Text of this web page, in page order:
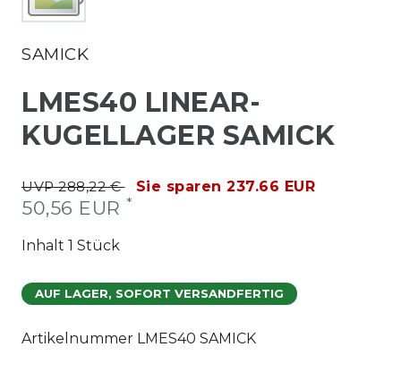
SAMICK
LMES40 LINEAR-
KUGELLAGER SAMICK
UVP 288,22 € Sie sparen 237.66 EUR
50,56 EUR *
Inhalt 1 Stück
AUF LAGER, SOFORT VERSANDFERTIG
Artikelnummer LMES40 SAMICK